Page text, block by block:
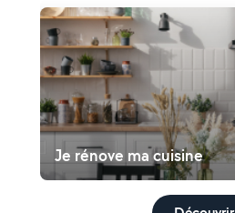
Je rénove ma cuisine